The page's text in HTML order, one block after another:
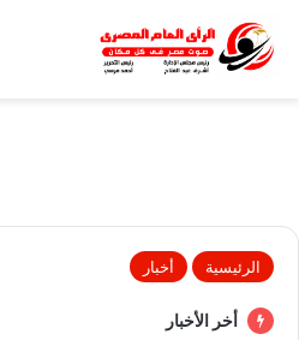
الرئيسية أخبار
أخر الأخبار